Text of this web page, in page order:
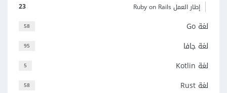
23 إطار العمل Ruby on Rails
58 لغة Go
95 لغة جافا
5 لغة Kotlin
58 لغة Rust